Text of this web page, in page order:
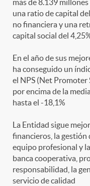
más de 8.139
una ratio de capital
no financiera y una
capital social del
En el año de sus
ha conseguido un
el NPS (Net Promoter
por encima de la
hasta el -18,1%
La Entidad sigue
financieros, la gestión
equipo profesional y
banca cooperativa,
responsabilidad, la
servicio de calidad